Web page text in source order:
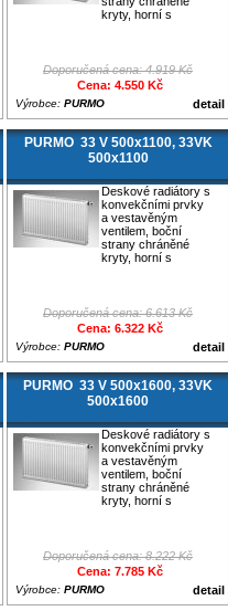
kryty, horní s
Doporučená cena: 4.919 Kč
Cena: 4.550 Kč
detail
Výrobce: PURMO
PURMO 33 V 500x1100, 33VK
500x1100
Deskové radiátory s
konvekčními prvky
a vestavěným
ventilem, boční
strany chráněné
kryty, horní s
Doporučená cena: 6.613 Kč
Cena: 6.322 Kč
detail
Výrobce: PURMO
PURMO 33 V 500x1600, 33VK
500x1600
Deskové radiátory s
konvekčními prvky
a vestavěným
ventilem, boční
strany chráněné
kryty, horní s
Doporučená cena: 8.222 Kč
Cena: 7.785 Kč
detail
Výrobce: PURMO